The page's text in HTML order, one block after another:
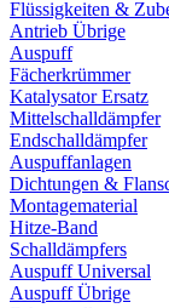
Flüssigkeiten &
Antrieb Übrige
Auspuff
Fächerkrümmer
Katalysator Ersatz
Mittelschalldämpfer
Endschalldämpfer
Auspuffanlagen
Dichtungen &
Montagematerial
Hitze-Band
Schalldämpfers
Auspuff Universal
Auspuff Übrige